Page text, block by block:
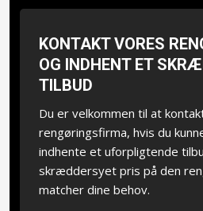
KONTAKT VORES
OG INDHENT ET
TILBUD
Du er velkommen til at
rengøringsfirma, hvis du
indhente et uforpligtende
skræddersyet pris på den
matcher dine behov.